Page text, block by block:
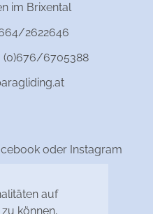
auf
können,
im Brixental
2622646
(0)676/6705388
oder Instagram